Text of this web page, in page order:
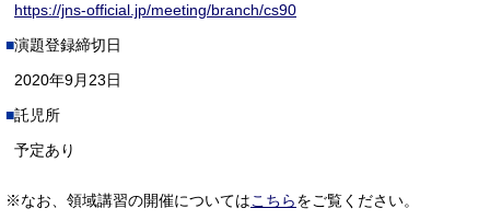
https://jns-official.jp/meeting/branch/cs90
演題登録締切日
2020年9月23日
託児所
予定あり
※なお、領域講習の開催についてはこちらをご覧ください。